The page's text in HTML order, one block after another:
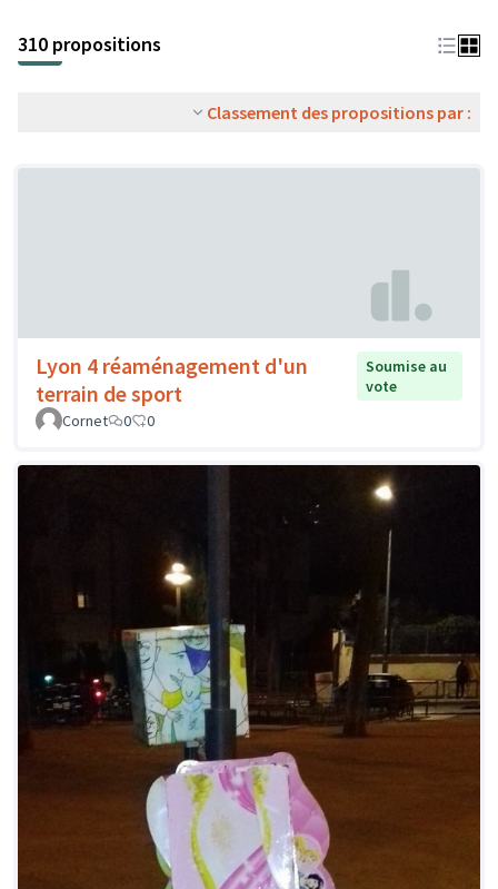
310 propositions
Classement des propositions par :
Lyon 4 réaménagement d'un
terrain de sport
Soumise au
vote
Cornet
0 0